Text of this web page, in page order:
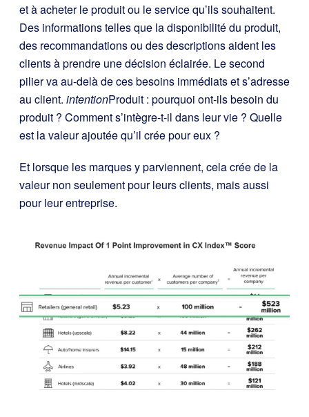
et à acheter le produit ou le service qu’ils souhaitent.
Des informations telles que la disponibilité du produit,
des recommandations ou des descriptions aident les
clients à prendre une décision éclairée. Le second
pilier va au-delà de ces besoins immédiats et s’adresse
au client. intentionProduit : pourquoi ont-ils besoin du
produit ? Comment s’intègre-t-il dans leur vie ? Quelle
est la valeur ajoutée qu’il crée pour eux ?
Et lorsque les marques y parviennent, cela crée de la
valeur non seulement pour leurs clients, mais aussi
pour leur entreprise.